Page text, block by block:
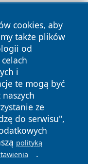
cookies, aby
także plików
od
i
te mogą być
ze
do serwisu",
polityką
.
Wszystkie prawa
Polityka
Cookies